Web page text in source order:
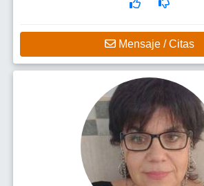
Mensaje / Citas